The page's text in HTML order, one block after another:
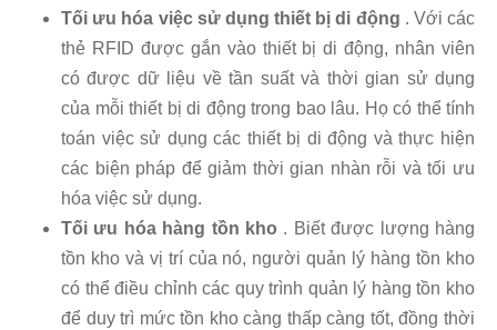
Tối ưu hóa việc sử dụng thiết bị di động . Với các
thẻ RFID được gắn vào thiết bị di động, nhân viên
có được dữ liệu về tần suất và thời gian sử dụng
của mỗi thiết bị di động trong bao lâu. Họ có thể tính
toán việc sử dụng các thiết bị di động và thực hiện
các biện pháp để giảm thời gian nhàn rỗi và tối ưu
hóa việc sử dụng.
Tối ưu hóa hàng tồn kho . Biết được lượng hàng
tồn kho và vị trí của nó, người quản lý hàng tồn kho
có thể điều chỉnh các quy trình quản lý hàng tồn kho
để duy trì mức tồn kho càng thấp càng tốt, đồng thời